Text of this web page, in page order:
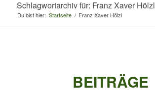
Schlagwortarchiv für: Franz Xaver Hölzl
Du bist hier: Startseite / Franz Xaver Hölzl
BEITRÄGE